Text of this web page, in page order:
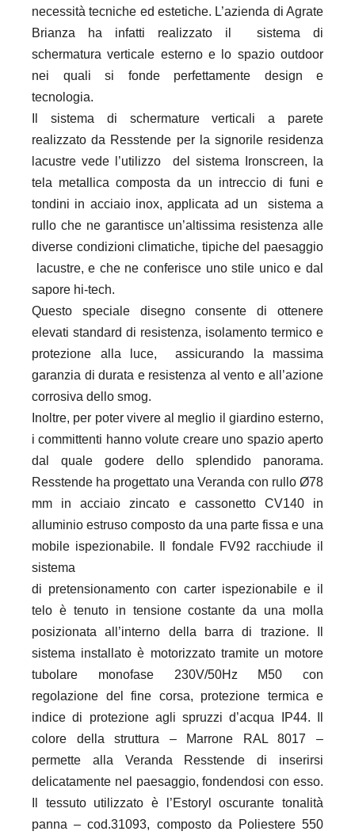
necessità tecniche ed estetiche. L’azienda di Agrate
Brianza ha infatti realizzato il sistema di
schermatura verticale esterno e lo spazio outdoor
nei quali si fonde perfettamente design e
tecnologia.
Il sistema di schermature verticali a parete
realizzato da Resstende per la signorile residenza
lacustre vede l’utilizzo del sistema Ironscreen, la
tela metallica composta da un intreccio di funi e
tondini in acciaio inox, applicata ad un sistema a
rullo che ne garantisce un’altissima resistenza alle
diverse condizioni climatiche, tipiche del paesaggio
lacustre, e che ne conferisce uno stile unico e dal
sapore hi-tech.
Questo speciale disegno consente di ottenere
elevati standard di resistenza, isolamento termico e
protezione alla luce, assicurando la massima
garanzia di durata e resistenza al vento e all’azione
corrosiva dello smog.
Inoltre, per poter vivere al meglio il giardino esterno,
i committenti hanno volute creare uno spazio aperto
dal quale godere dello splendido panorama.
Resstende ha progettato una Veranda con rullo Ø78
mm in acciaio zincato e cassonetto CV140 in
alluminio estruso composto da una parte fissa e una
mobile ispezionabile. Il fondale FV92 racchiude il
sistema
di pretensionamento con carter ispezionabile e il
telo è tenuto in tensione costante da una molla
posizionata all’interno della barra di trazione. Il
sistema installato è motorizzato tramite un motore
tubolare monofase 230V/50Hz M50 con
regolazione del fine corsa, protezione termica e
indice di protezione agli spruzzi d’acqua IP44. Il
colore dellastruttura – Marrone RAL 8017 –
permette alla Veranda Resstende di inserirsi
delicatamente nel paesaggio, fondendosi con esso.
Il tessuto utilizzato è l’Estoryl oscurante tonalità
panna – cod.31093, composto da Poliestere 550